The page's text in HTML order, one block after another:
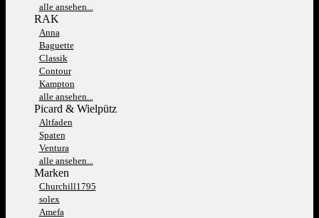
alle ansehen...
RAK
Anna
Baguette
Classik
Contour
Kampton
alle ansehen...
Picard & Wielpütz
Altfaden
Spaten
Ventura
alle ansehen...
Marken
Churchill1795
solex
Amefa